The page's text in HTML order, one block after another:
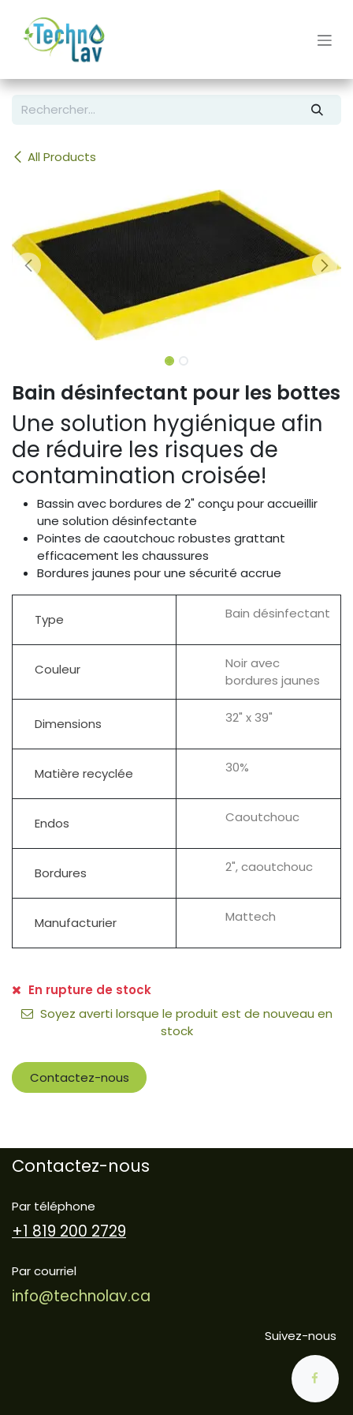
All Products
Bain désinfectant pour les bottes
Une solution hygiénique afin
de réduire les risques de
contamination croisée!
Bassin avec bordures de 2" conçu pour accueillir
une solution désinfectante
Pointes de caoutchouc robustes grattant
efficacement les chaussures
Bordures jaunes pour une sécurité accrue
Type Bain désinfectant
Couleur
Noir avec
bordures jaunes
Dimensions 32" x 39"
Matière recyclée 30%
Endos Caoutchouc
Bordures 2", caoutchouc
Manufacturier Mattech
En rupture de stock
Soyez averti lorsque le produit est de nouveau en
stock
Contactez-nous
Contactez-nous
Par téléphone
+1 819 200 2729
Par courriel
info@technolav.ca
Suivez-nous